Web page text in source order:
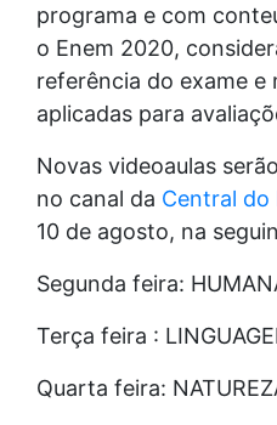
programa e com
o Enem 2020,
referência do exame e
aplicadas para
Novas videoaulas
no canal da Central do
10 de agosto, na
Segunda feira:
Terça feira :
Quarta feira: